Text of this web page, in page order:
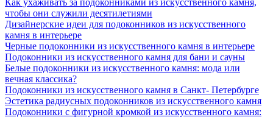
Как ухаживать за подоконниками из искусственного камня,
чтобы они служили десятилетиями
Дизайнерские идеи для подоконников из искусственного
камня в интерьере
Черные подоконники из искусственного камня в интерьере
Подоконники из искусственного камня для бани и сауны
Белые подоконники из искусственного камня: мода или
вечная классика?
Подоконники из искусственного камня в Санкт- Петербурге
Эстетика радиусных подоконников из искусственного камня
Подоконники с фигурной кромкой из искусственного камня: